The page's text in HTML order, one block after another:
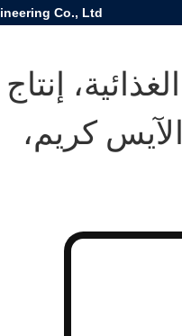
Co., Ltd.
إنتاج
كريم،